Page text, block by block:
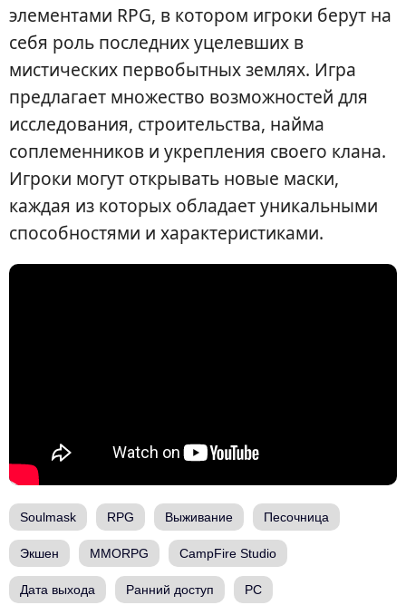
элементами RPG, в котором игроки берут на
себя роль последних уцелевших в
мистических первобытных землях. Игра
предлагает множество возможностей для
исследования, строительства, найма
соплеменников и укрепления своего клана.
Игроки могут открывать новые маски,
каждая из которых обладает уникальными
способностями и характеристиками.
Soulmask RPG Выживание Песочница
Экшен MMORPG CampFire Studio
Дата выхода Ранний доступ PC